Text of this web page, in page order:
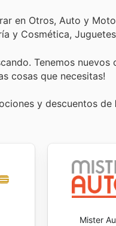
en Otros, Auto y
y Cosmética,
Tenemos
cosas que necesitas!
y descuentos de
Mister